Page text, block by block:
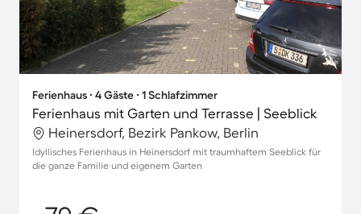
Ferienhaus ∙ 4 Gäste ∙ 1 Schlafzimmer
Ferienhaus mit Garten und Terrasse | Seeblick
Heinersdorf, Bezirk Pankow, Berlin
Idyllisches Ferienhaus in Heinersdorf mit traumhaftem Seeblick für
die ganze Familie und eigenem Garten